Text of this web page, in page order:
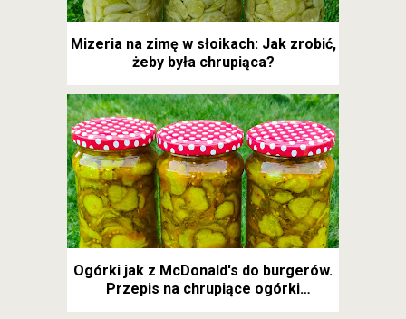
Mizeria na zimę w słoikach: Jak zrobić,
żeby była chrupiąca?
Ogórki jak z McDonald's do burgerów.
Przepis na chrupiące ogórki